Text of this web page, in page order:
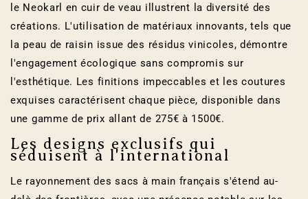
le Neokarl en cuir de veau illustrent la diversité des
créations. L'utilisation de matériaux innovants, tels que
la peau de raisin issue des résidus vinicoles, démontre
l'engagement écologique sans compromis sur
l'esthétique. Les finitions impeccables et les coutures
exquises caractérisent chaque pièce, disponible dans
une gamme de prix allant de 275€ à 1500€.
Les designs exclusifs qui
séduisent à l'international
Le rayonnement des sacs à main français s'étend au-